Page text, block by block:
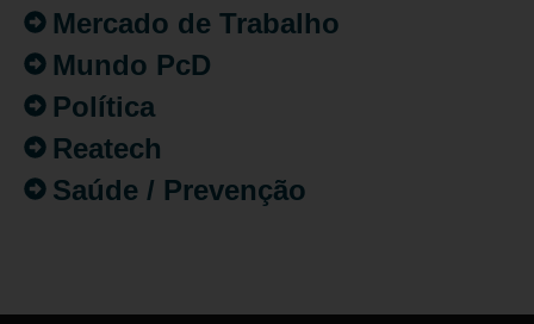
Mercado de Trabalho
Mundo PcD
Política
Reatech
Saúde / Prevenção